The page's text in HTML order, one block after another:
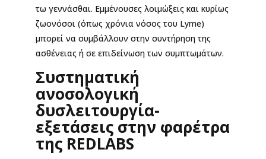
τω γεννάσθαι. Εμμένουσες λοιμώξεις και κυρίως
ζωονόσοι (όπως χρόνια νόσος του Lyme)
μπορεί να συμβάλλουν στην συντήρηση της
ασθένειας ή σε επιδείνωση των συμπτωμάτων.
Συστηματική
ανοσολογική
δυσλειτουργία-
εξετάσεις στην φαρέτρα
της REDLABS